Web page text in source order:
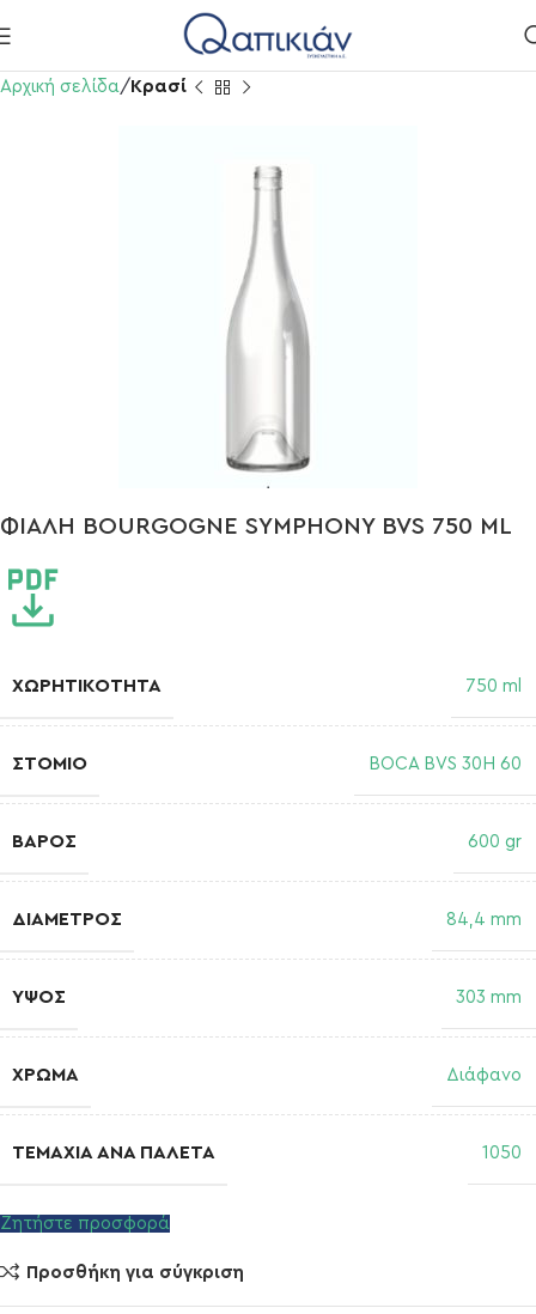
Αρχική σελίδα Κρασί
ΦΙΑΛΗ BOURGOGNE SYMPHONY BVS 750 ML
ΧΩΡΗΤΙΚΌΤΗΤΑ 750 ml
ΣΤΌΜΙΟ BOCA BVS 30H 60
ΒΆΡΟΣ 600 gr
ΔΙΆΜΕΤΡΟΣ 84,4 mm
ΎΨΟΣ 303 mm
ΧΡΏΜΑ Διάφανο
ΤΕΜΆΧΙΑ ΑΝΆ ΠΑΛΈΤΑ 1050
Ζητήστε προσφορά
Προσθήκη για σύγκριση